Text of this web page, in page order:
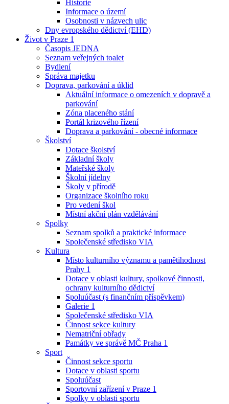
Historie
Informace o území
Osobnosti v názvech ulic
Dny evropského dědictví (EHD)
Život v Praze 1
Časopis JEDNA
Seznam veřejných toalet
Bydlení
Správa majetku
Doprava, parkování a úklid
Aktuální informace o omezeních v dopravě a
parkování
Zóna placeného stání
Portál krizového řízení
Doprava a parkování - obecné informace
Školství
Dotace školství
Základní školy
Mateřské školy
Školní jídelny
Školy v přírodě
Organizace školního roku
Pro vedení škol
Místní akční plán vzdělávání
Spolky
Seznam spolků a praktické informace
Společenské středisko VIA
Kultura
Místo kulturního významu a pamětihodnost
Prahy 1
Dotace v oblasti kultury, spolkové činnosti,
ochrany kulturního dědictví
Spoluúčast (s finančním příspěvkem)
Galerie 1
Společenské středisko VIA
Činnost sekce kultury
Nematriční obřady
Památky ve správě MČ Praha 1
Sport
Činnost sekce sportu
Dotace v oblasti sportu
Spoluúčast
Sportovní zařízení v Praze 1
Spolky v oblasti sportu